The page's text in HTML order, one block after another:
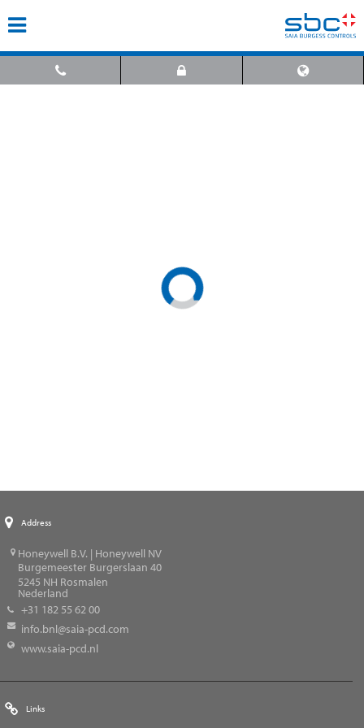
Address
Honeywell B.V. | Honeywell NV
Burgemeester Burgerslaan 40
5245 NH Rosmalen
Nederland
+31 182 55 62 00
info.bnl@saia-pcd.com
www.saia-pcd.nl
Links